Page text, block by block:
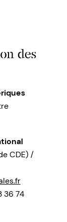
des
CDE) /
36 74